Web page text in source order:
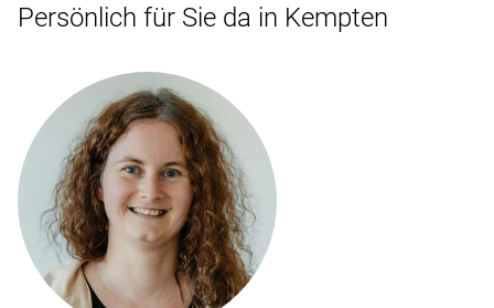
Persönlich für Sie da in Kempten